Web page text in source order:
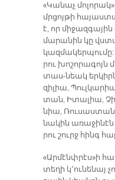
«Կա­նաչ
մրցոյ­թի
է, որ
մա­րա­նին կը
րու խո­շո­րա­գոյն
տաս-նեակ
զի­լիա,
տա­ն, Ի­տա­լիա,
նիա, Ռու­սաս­տա­ն։
նա­կին
րու շուրջ հինգ
«Ար­մէնփ­րէս»ի
տե­ղի